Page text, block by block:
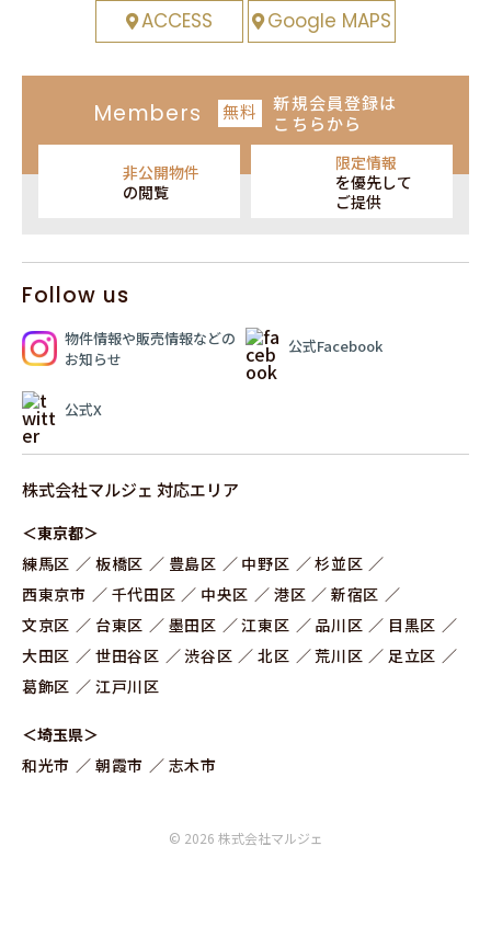
ACCESS Google MAPS
Follow us
物件情報や販売情報などの
お知らせ
公式Facebook
公式X
Members 無料 新規会員登録は
こちらから
非公開物件
の閲覧
限定情報
を優先して
ご提供
株式会社マルジェ 対応エリア
＜東京都＞
練⾺区
板橋区 豊島区 中野区
杉並区
⻄東京市
千代田区 中央区 港区
新宿区
文京区
台東区 墨田区 江東区 品川区
目黒区
大田区
世田谷区 渋谷区 北区 荒川区
足立区
葛飾区
江戸川区
＜埼玉県＞
和光市
朝霞市 志木市
© 2026 株式会社マルジェ